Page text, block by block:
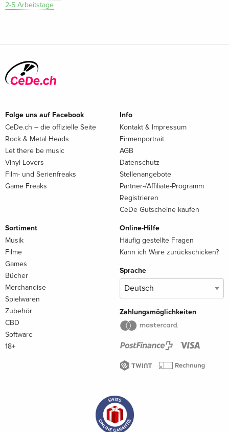
2-5 Arbeitstage
Folge uns auf Facebook
CeDe.ch – die offizielle Seite
Rock & Metal Heads
Let there be music
Vinyl Lovers
Film- und Serienfreaks
Game Freaks
Info
Kontakt & Impressum
Firmenportrait
AGB
Datenschutz
Stellenangebote
Partner-/Affiliate-Programm
Registrieren
CeDe Gutscheine kaufen
Sortiment
Musik
Filme
Games
Bücher
Merchandise
Spielwaren
Zubehör
CBD
Software
18+
Online-Hilfe
Häufig gestellte Fragen
Kann ich Ware zurückschicken?
Sprache
Zahlungsmöglichkeiten